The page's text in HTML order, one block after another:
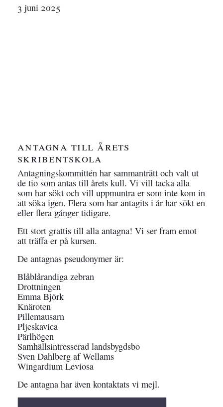
3 juni 2025
antagna till årets
skribentskola
Antagningskommittén har sammanträtt och valt ut
de tio som antas till årets kull. Vi vill tacka alla
som har sökt och vill uppmuntra er som inte kom in
att söka igen. Flera som har antagits i år har sökt en
eller flera gånger tidigare.
Ett stort grattis till alla antagna! Vi ser fram emot
att träffa er på kursen.
De antagnas pseudonymer är:
Blåblårandiga zebran
Drottningen
Emma Björk
Knäroten
Pillemausarn
Pljeskavica
Pärlhögen
Samhällsintresserad landsbygdsbo
Sven Dahlberg af Wellams
Wingardium Leviosa
De antagna har även kontaktats vi mejl.